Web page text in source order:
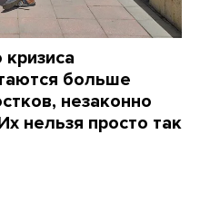
больше
незаконно
нельзя просто так